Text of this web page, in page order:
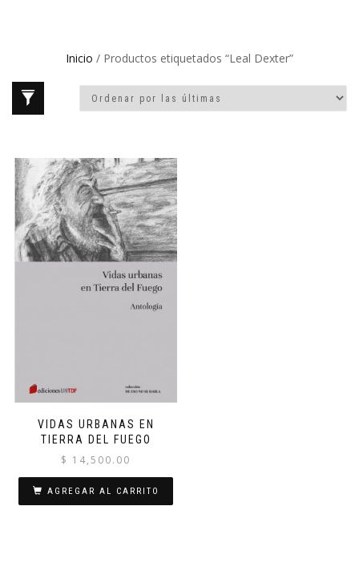
Inicio / Productos etiquetados “Leal Dexter”
VIDAS URBANAS EN
TIERRA DEL FUEGO
$ 14,500.00
AGREGAR AL CARRITO